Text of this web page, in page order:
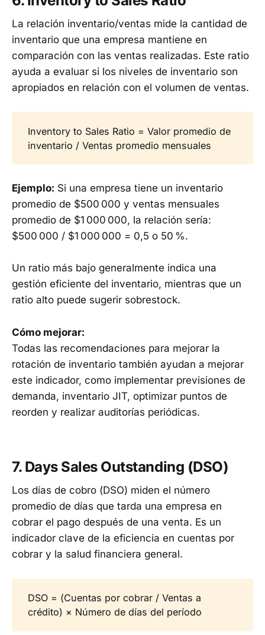
La relación inventario/ventas mide la cantidad de
inventario que una empresa mantiene en
comparación con las ventas realizadas. Este ratio
ayuda a evaluar si los niveles de inventario son
apropiados en relación con el volumen de ventas.
Inventory to Sales Ratio = Valor promedio de
inventario / Ventas promedio mensuales
Ejemplo: Si una empresa tiene un inventario
promedio de $500 000 y ventas mensuales
promedio de $1 000 000, la relación sería:
$500 000 / $1 000 000 = 0,5 o 50 %.
Un ratio más bajo generalmente indica una
gestión eficiente del inventario, mientras que un
ratio alto puede sugerir sobrestock.
Cómo mejorar:
Todas las recomendaciones para mejorar la
rotación de inventario también ayudan a mejorar
este indicador, como implementar previsiones de
demanda, inventario JIT, optimizar puntos de
reorden y realizar auditorías periódicas.
7. Days Sales Outstanding (DSO)
Los días de cobro (DSO) miden el número
promedio de días que tarda una empresa en
cobrar el pago después de una venta. Es un
indicador clave de la eficiencia en cuentas por
cobrar y la salud financiera general.
DSO = (Cuentas por cobrar / Ventas a
crédito) × Número de días del período